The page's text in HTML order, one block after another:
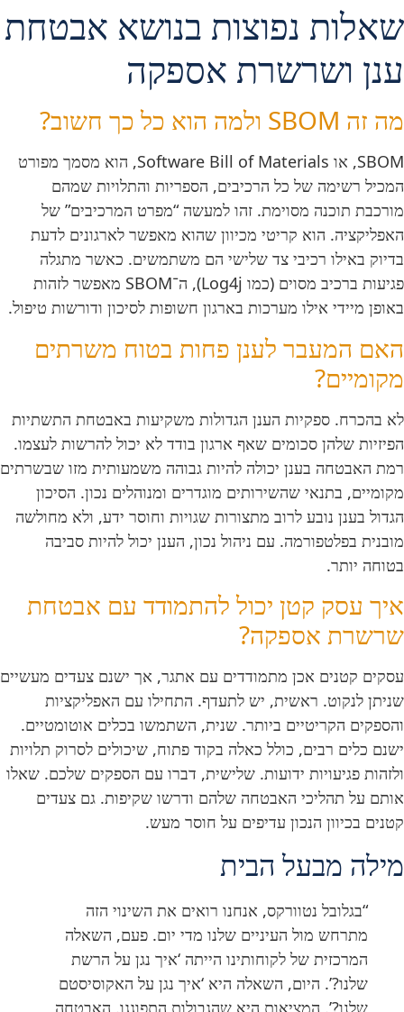
שאלות נפוצות בנושא אבטחת
ענן ושרשרת אספקה
מה זה SBOM ולמה הוא כל כך חשוב?
SBOM, או Software Bill of Materials, הוא מסמך מפורט
המכיל רשימה של כל הרכיבים, הספריות והתלויות שמהם
מורכבת תוכנה מסוימת. זהו למעשה “מפרט המרכיבים” של
האפליקציה. הוא קריטי מכיוון שהוא מאפשר לארגונים לדעת
בדיוק באילו רכיבי צד שלישי הם משתמשים. כאשר מתגלה
פגיעות ברכיב מסוים (כמו Log4j), ה־SBOM מאפשר לזהות
באופן מיידי אילו מערכות בארגון חשופות לסיכון ודורשות טיפול.
האם המעבר לענן פחות בטוח משרתים
מקומיים?
לא בהכרח. ספקיות הענן הגדולות משקיעות באבטחת התשתיות
הפיזיות שלהן סכומים שאף ארגון בודד לא יכול להרשות לעצמו.
רמת האבטחה בענן יכולה להיות גבוהה משמעותית מזו שבשרתים
מקומיים, בתנאי שהשירותים מוגדרים ומנוהלים נכון. הסיכון
הגדול בענן נובע לרוב מתצורות שגויות וחוסר ידע, ולא מחולשה
מובנית בפלטפורמה. עם ניהול נכון, הענן יכול להיות סביבה
בטוחה יותר.
איך עסק קטן יכול להתמודד עם אבטחת
שרשרת אספקה?
עסקים קטנים אכן מתמודדים עם אתגר, אך ישנם צעדים מעשיים
שניתן לנקוט. ראשית, יש לתעדף. התחילו עם האפליקציות
והספקים הקריטיים ביותר. שנית, השתמשו בכלים אוטומטיים.
ישנם כלים רבים, כולל כאלה בקוד פתוח, שיכולים לסרוק תלויות
ולזהות פגיעויות ידועות. שלישית, דברו עם הספקים שלכם. שאלו
אותם על תהליכי האבטחה שלהם ודרשו שקיפות. גם צעדים
קטנים בכיוון הנכון עדיפים על חוסר מעש.
מילה מבעל הבית
“בגלובל נטוורקס, אנחנו רואים את השינוי הזה
מתרחש מול העיניים שלנו מדי יום. פעם, השאלה
המרכזית של לקוחותינו הייתה ‘איך נגן על הרשת
שלנו?’. היום, השאלה היא ‘איך נגן על האקוסיסטם
שלנו?’. המציאות היא שהגבולות התפוגגו. האבטחה